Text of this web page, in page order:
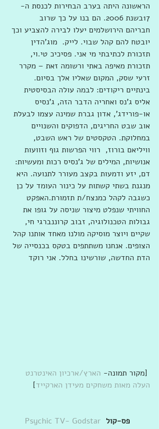
הראשונה היתה בערב הבחירות לכנסת ה-
17בשנת 2006. הם בנו על כך שרוב
חבריהם הירושלמים יעלו לבירה להצביע וכך
יובטח להם קהל שבוי. לייק.  מוג'הדין
תזכורת לכתיבתי מי אני. פסיכיכ טי.וי,
תזכורת מאיפה באתי ורשומה זאת – מקרר
זרעי שסק, המקום שאליו אלך בסיום.
בינתיים ריקודים: לבמה עולה הבסיסטית
אליס ג'נס ואחריה הדבר הזה, ג'נסיס
או-פורידג', אדון גברת שמינה עצמו לבעלת
אוב שבט החריגים, הדפוקים והשנויים
במחלוקת. הטקסטים של ראש השבט,
וויליאם בורוז,  רווי הפרשות גוף וזוועות
אנושיות, המילים של ג'נסיס רכות ומעשיות:
דם, יזע ודמעות בקצב מעורר לתנועה. היא
מנגנת בשתי קשתות על כינור העומד על כן
כשגבה לקהל כמנצח/ת תזמורת.האפקט
החוויתי שנפלט מיצור שניסה על גופו את
גבולות הטכנולוגיה, זבוב קרוננברגי חי,
שקיים ויוצר מוסיקה מולנו מאחד אותנו קהל
הצופים. אנחנו משתתפים בטקס בכנסייה של
הדת החדשה, שורשינו בחלל. אני רוקד
הארץ/ארכיון האינטרנט
העלה מאות משחקים מעידן הארקייד]
Psychic TV- Godstar
  פס-קול